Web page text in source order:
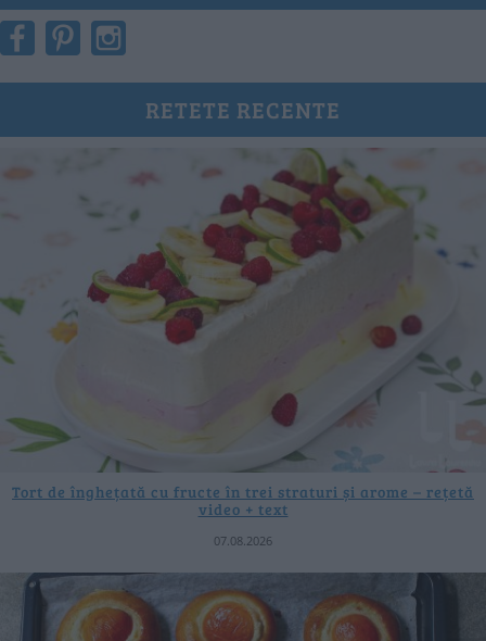
RETETE RECENTE
Tort de înghețată cu fructe în trei straturi și arome – rețetă
video + text
07.08.2026